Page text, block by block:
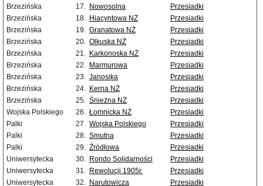
Brzezińska
17. Nowosolna
Przesiadki
Brzezińska
18. Hiacyntowa NŻ
Przesiadki
Brzezińska
19. Granatowa NŻ
Przesiadki
Brzezińska
20. Olkuska NŻ
Przesiadki
Brzezińska
21. Karkonoska NŻ
Przesiadki
Brzezińska
22. Marmurowa
Przesiadki
Brzezińska
23. Janosika
Przesiadki
Brzezińska
24. Kerna NŻ
Przesiadki
Brzezińska
25. Śnieżna NŻ
Przesiadki
Wojska Polskiego
26. Łomnicka NŻ
Przesiadki
Palki
27. Wojska Polskiego
Przesiadki
Palki
28. Smutna
Przesiadki
Palki
29. Źródłowa
Przesiadki
Uniwersytecka
30. Rondo Solidarności
Przesiadki
Uniwersytecka
31. Rewolucji 1905r.
Przesiadki
Uniwersytecka
32. Narutowicza
Przesiadki